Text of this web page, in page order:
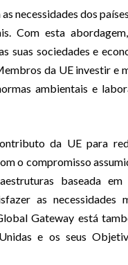
necessidades dos
Com esta
suas sociedades e
da UE investir e
ambientais e
da UE para
o compromisso
baseada em
as necessidades
Gateway está
e os seus